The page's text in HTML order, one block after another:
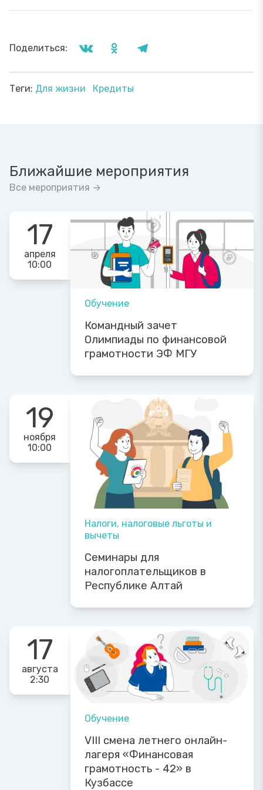
Поделиться:
Теги: Для жизни Кредиты
Ближайшие мероприятия
Все мероприятия →
17
апреля
10:00
Обучение
Командный зачет
Олимпиады по финансовой
грамотности ЭФ МГУ
19
ноября
10:00
Налоги, налоговые льготы и
вычеты
Семинары для
налогоплательщиков в
Республике Алтай
17
августа
2:30
Обучение
VIII смена летнего онлайн-
лагеря «Финансовая
грамотность - 42» в
Кузбассе